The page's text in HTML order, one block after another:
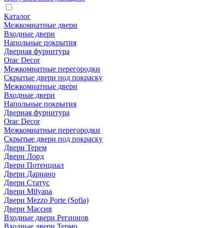
Каталог
Межкомнатные двери
Входные двери
Напольные покрытия
Дверная фурнитура
Orac Decor
Межкомнатные перегородки
Скрытые двери под покраскy
Межкомнатные двери
Входные двери
Напольные покрытия
Дверная фурнитура
Orac Decor
Межкомнатные перегородки
Скрытые двери под покраскy
Двери Терем
Двери Лорд
Двери Потенциал
Двери Дариано
Двери Статус
Двери Milyana
Двери Mezzo Porte (Sofia)
Двери Массив
Входные двери Регионов
Входные двери Термо